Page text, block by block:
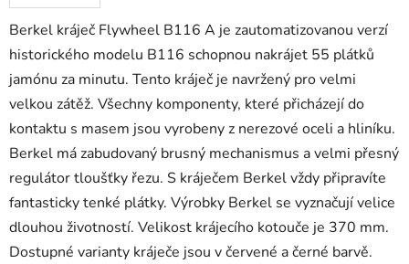
Berkel kráječ Flywheel B116 A je zautomatizovanou verzí
historického modelu B116 schopnou nakrájet 55 plátků
jamónu za minutu. Tento kráječ je navržený pro velmi
velkou zátěž. Všechny komponenty, které přicházejí do
kontaktu s masem jsou vyrobeny z nerezové oceli a hliníku.
Berkel má zabudovaný brusný mechanismus a velmi přesný
regulátor tloušťky řezu. S kráječem Berkel vždy připravíte
fantasticky tenké plátky. Výrobky Berkel se vyznačují velice
dlouhou životností. Velikost krájecího kotouče je 370 mm.
Dostupné varianty kráječe jsou v červené a černé barvě.